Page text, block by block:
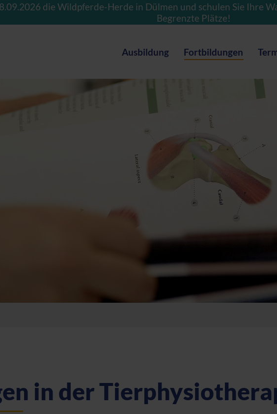
die Wildpferde-Herde in Dülmen und schulen Sie Ihre
Begrenzte Plätze!
Ausbildung Fortbildungen
in der